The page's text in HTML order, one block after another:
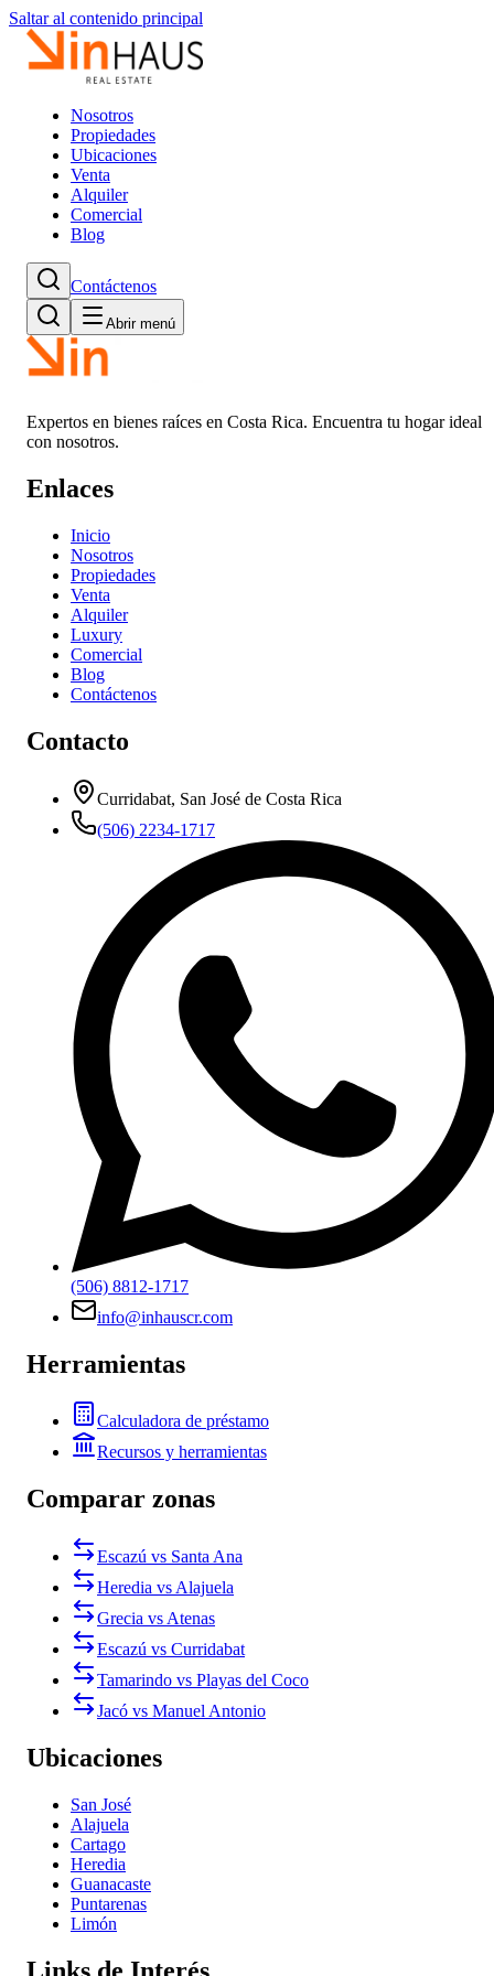
Saltar al contenido principal
Nosotros
Propiedades
Ubicaciones
Venta
Alquiler
Comercial
Blog
Contáctenos
Abrir menú
Expertos en bienes raíces en Costa Rica. Encuentra tu hogar ideal
con nosotros.
Enlaces
Inicio
Nosotros
Propiedades
Venta
Alquiler
Luxury
Comercial
Blog
Contáctenos
Contacto
Curridabat, San José de Costa Rica
(506) 2234-1717
(506) 8812-1717
info@inhauscr.com
Herramientas
Calculadora de préstamo
Recursos y herramientas
Comparar zonas
Escazú vs Santa Ana
Heredia vs Alajuela
Grecia vs Atenas
Escazú vs Curridabat
Tamarindo vs Playas del Coco
Jacó vs Manuel Antonio
Ubicaciones
San José
Alajuela
Cartago
Heredia
Guanacaste
Puntarenas
Limón